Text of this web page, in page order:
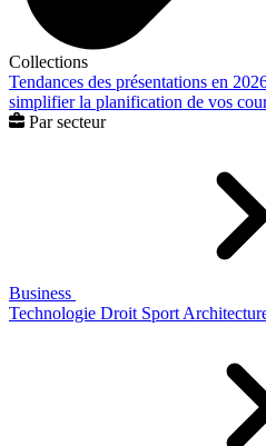
Collections
Tendances des présentations en
simplifier la planification de vos
Par secteur
Business
Technologie Droit Sport